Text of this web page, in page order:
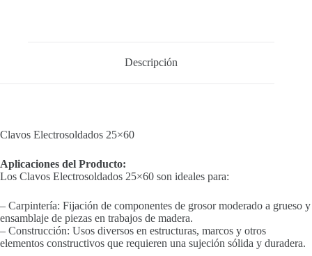
Descripción
Clavos Electrosoldados 25×60
Aplicaciones del Producto:
Los Clavos Electrosoldados 25×60 son ideales para:
– Carpintería: Fijación de componentes de grosor moderado a grueso y
ensamblaje de piezas en trabajos de madera.
– Construcción: Usos diversos en estructuras, marcos y otros
elementos constructivos que requieren una sujeción sólida y duradera.